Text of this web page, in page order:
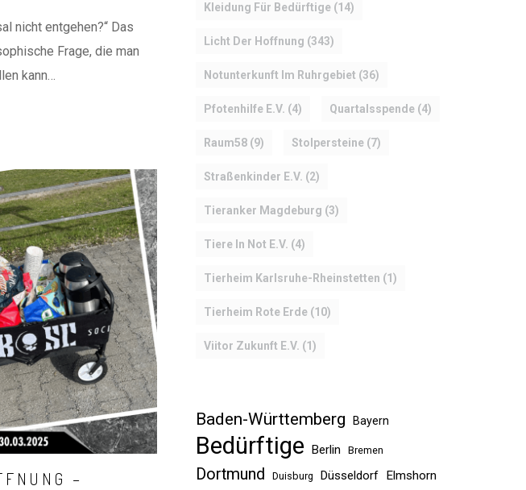
nicht entgehen?“ Das
Frage, die man
kann…
–
Kleidung Für Bedürftige(14)
Licht Der Hoffnung (343)
Notunterkunft Im Ruhrgebiet (36)
Pfotenhilfe E.V. (4) Quartalsspende(4)
Raum58(9) Stolpersteine(7)
Straßenkinder E.V. (2)
Tieranker Magdeburg (3)
Tiere In Not E.V. (4)
Tierheim Karlsruhe-Rheinstetten (1)
Tierheim Rote Erde(10)
Viitor Zukunft E.V. (1)
Baden-Württemberg Bayern
Bedürftige Berlin Bremen
Dortmund Duisburg Düsseldorf Elmshorn